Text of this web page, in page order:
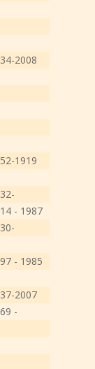
2008
1919
- 1987
- 1985
2007
-